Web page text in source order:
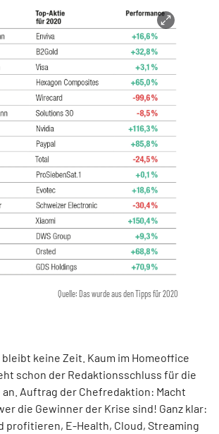
Quelle: Das wurde aus den Tipps für 2020
keine Zeit. Kaum im Homeoffice
schon der Redaktionsschluss für die
Auftrag der Chefredaktion: Macht
die Gewinner der Krise sind! Ganz klar:
profitieren, E-Health, Cloud, Streaming